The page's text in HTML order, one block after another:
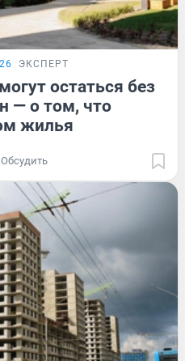
ЭКСПЕРТ
остаться без
— о том, что
жилья
Обсудить